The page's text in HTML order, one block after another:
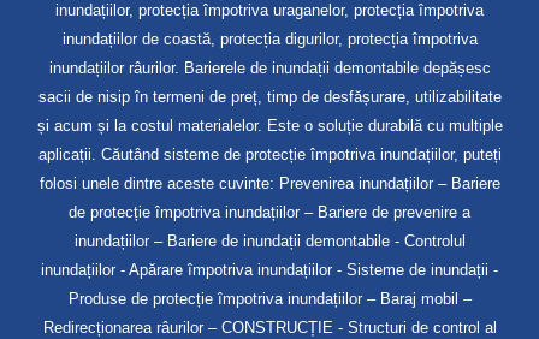
inundațiilor, protecția împotriva uraganelor, protecția împotriva
inundațiilor de coastă, protecția digurilor, protecția împotriva
inundațiilor râurilor. Barierele de inundații demontabile depășesc
sacii de nisip în termeni de preț, timp de desfășurare, utilizabilitate
și acum și la costul materialelor. Este o soluție durabilă cu multiple
aplicații. Căutând sisteme de protecție împotriva inundațiilor, puteți
folosi unele dintre aceste cuvinte: Prevenirea inundațiilor – Bariere
de protecție împotriva inundațiilor – Bariere de prevenire a
inundațiilor – Bariere de inundații demontabile - Controlul
inundațiilor - Apărare împotriva inundațiilor - Sisteme de inundații -
Produse de protecție împotriva inundațiilor – Baraj mobil –
Redirecționarea râurilor – CONSTRUCȚIE - Structuri de control al